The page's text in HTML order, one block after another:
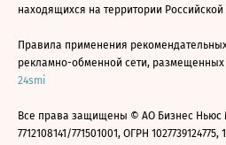
находящихся на территории
Правила применения
рекламно-обменной сети, размещенных
24smi
Все права защищены © АО Бизнес
7712108141/771501001, ОГРН